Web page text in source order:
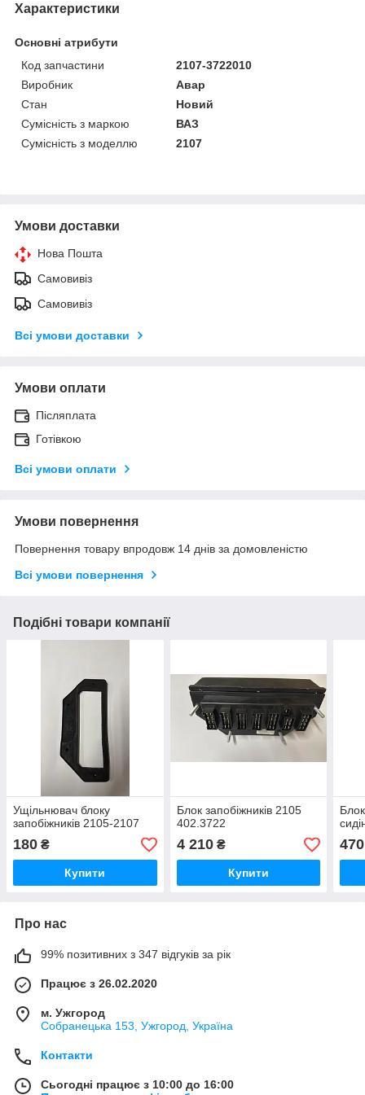
Характеристики
Основні атрибути
Код запчастини
2107-3722010
Виробник
Авар
Стан
Новий
Сумісність з маркою
ВАЗ
Сумісність з моделлю
2107
Умови доставки
Нова Пошта
Самовивіз
Самовивіз
Всі умови доставки
Умови оплати
Післяплата
Готівкою
Всі умови оплати
Умови повернення
Повернення товару впродовж 14 днів за домовленістю
Всі умови повернення
Подібні товари компанії
Ущільнювач блоку
запобіжників 2105-2107
180 ₴
Купити
Блок запобіжників 2105
402.3722
4 210₴
Купити
Блок
470
Про нас
99% позитивних з 347 відгуків за рік
Працює з 26.02.2020
м. Ужгород
Собранецька 153, Ужгород, Україна
Контакти
Сьогодні працює з 10:00 до 16:00